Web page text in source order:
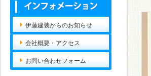
伊藤建装からのお知らせ
会社概要・アクセス
お問い合わせフォーム